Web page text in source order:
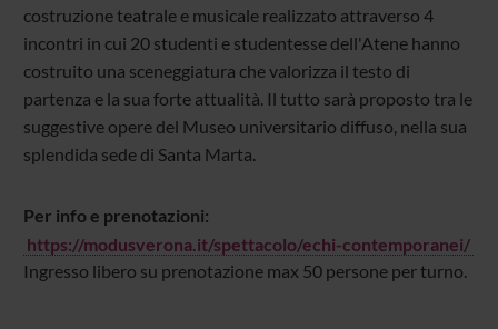
costruzione teatrale e musicale realizzato attraverso 4
incontri in cui 20 studenti e studentesse dell'Atene hanno
costruito una sceneggiatura che valorizza il testo di
partenza e la sua forte attualità. Il tutto sarà proposto tra le
suggestive opere del Museo universitario diffuso, nella sua
splendida sede di Santa Marta.
Per info e prenotazioni:
https://modusverona.it/spettacolo/echi-contemporanei/
Ingresso libero su prenotazione max 50 persone per turno.